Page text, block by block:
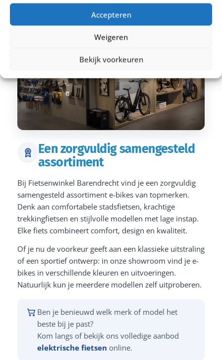
Accepteren
Weigeren
Bekijk voorkeuren
Een zorgvuldig samengesteld
assortiment
Bij Fietsenwinkel Barendrecht vind je een zorgvuldig
samengesteld assortiment e-bikes van topmerken.
Denk aan comfortabele stadsfietsen, krachtige
trekkingfietsen en stijlvolle modellen met lage instap.
Elke fiets combineert comfort, design en kwaliteit.
Of je nu de voorkeur geeft aan een klassieke uitstraling
of een sportief ontwerp: in onze showroom vind je e-
bikes in verschillende kleuren en uitvoeringen.
Natuurlijk kun je meerdere modellen zelf uitproberen.
Ben je benieuwd welk merk of model het
beste bij je past?
Kom langs of bekijk ons volledige aanbod
elektrische fietsen online.